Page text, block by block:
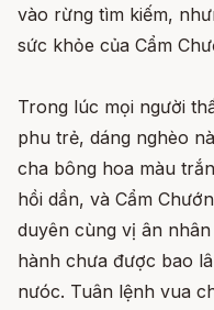
vào rừng tìm kiếm,
sức khỏe của Cẩm
Trong lúc mọi người
phu trẻ, dáng nghèo
cha bông hoa màu
hồi dần, và Cẩm
duyên cùng vị ân
hành chưa được bao
nưóc. Tuân lệnh vua